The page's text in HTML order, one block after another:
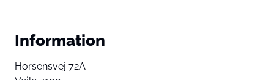
Information
Horsensvej 72A